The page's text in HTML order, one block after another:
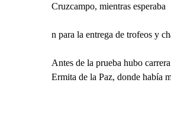
Cruzcampo, mientras esperaba
n para la entrega de trofeos y
Antes de la prueba hubo
Ermita de la Paz, donde había